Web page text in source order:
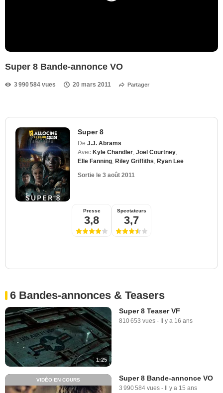
Super 8 Bande-annonce VO
3 990 584 vues 20 mars 2011 Partager
Super 8
De J.J. Abrams
Avec Kyle Chandler Joel Courtney
Elle Fanning Riley Griffiths Ryan Lee
Sortie le 3 août 2011
Presse
3,8
Spectateurs
3,7
6 Bandes-annonces & Teasers
1:25
Super 8 Teaser VF
810 653 vues - Il y a 16 ans
VIDÉO EN COURS Super 8 Bande-annonce VO
3 990 584 vues - Il y a 15 ans